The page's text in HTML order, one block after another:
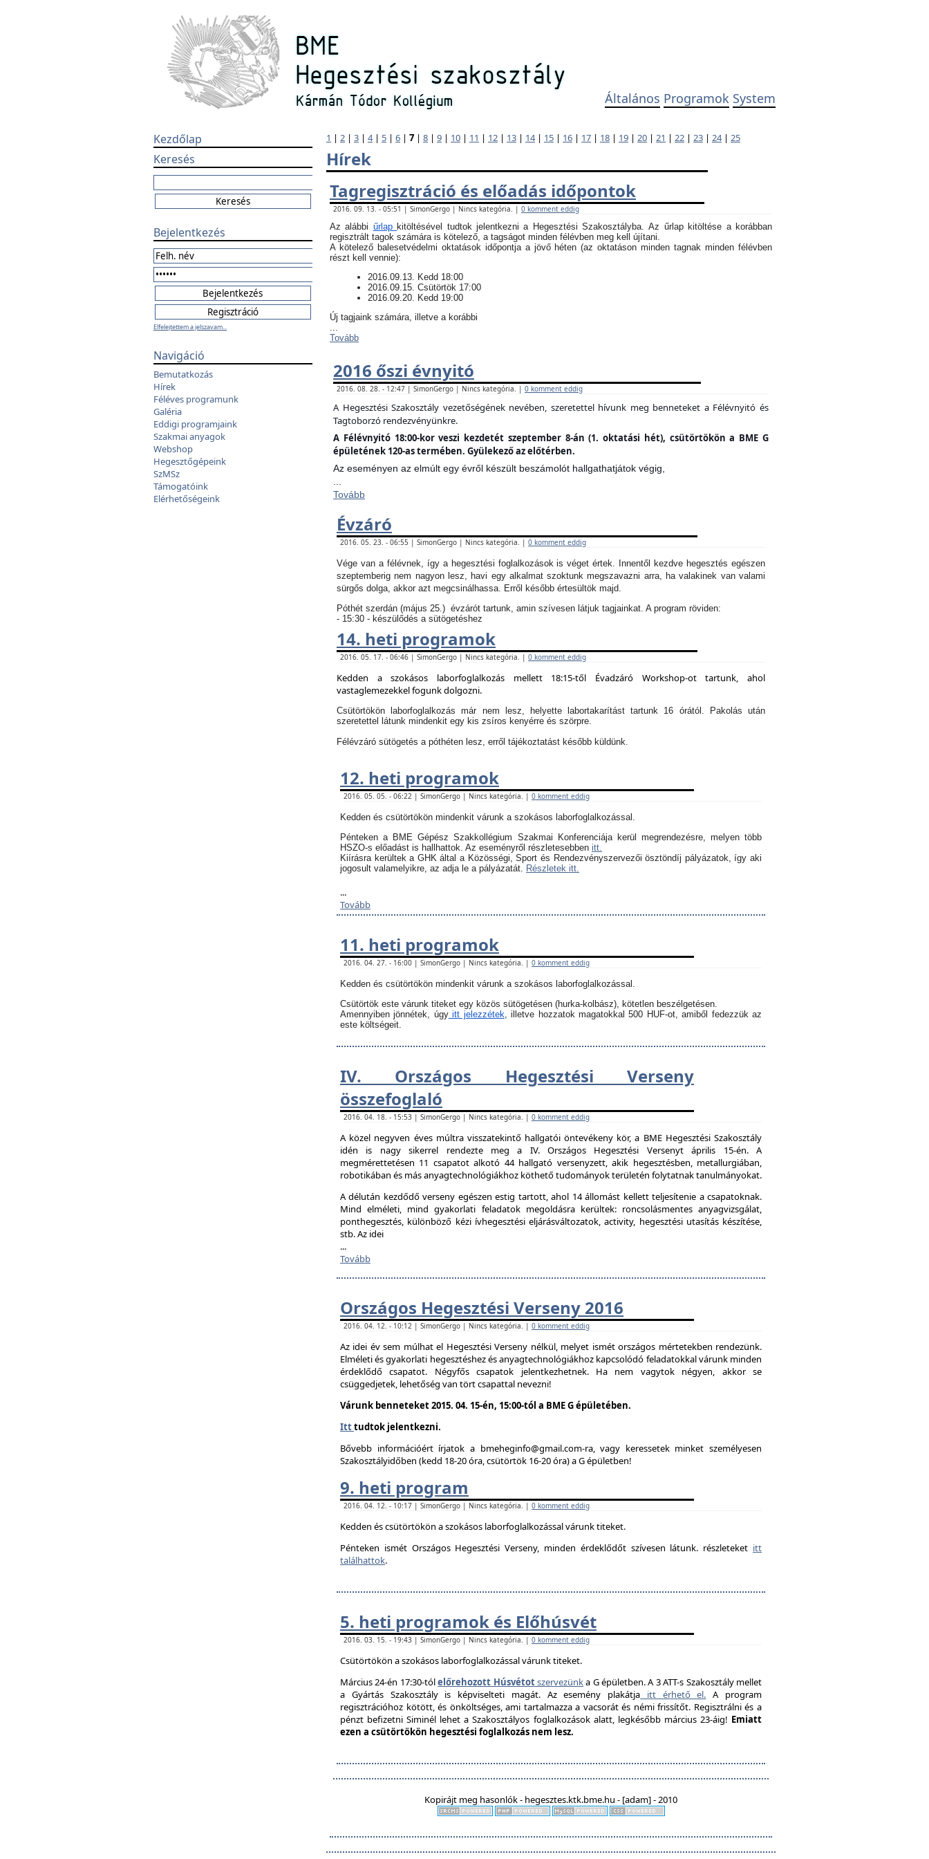
Általános Programok System
Kezdőlap
Keresés
Bejelentkezés
Elfelejtettem a jelszavam...
Navigáció
Bemutatkozás
Hírek
Féléves programunk
Galéria
Eddigi programjaink
Szakmai anyagok
Webshop
Hegesztőgépeink
SzMSz
Támogatóink
Elérhetőségeink
1 | 2 | 3 | 4| 5 | 6 | 7 | 8 | 9 | 10 | 11 | 12 | 13 | 14| 15 | 16 | 17 | 18 | 19 | 20 | 21 | 22 | 23 | 24| 25
Hírek
Tagregisztráció és előadás időpontok
2016. 09. 13. - 05:51 | SimonGergo | Nincs kategória. | 0 komment eddig
Az alábbi űrlap kitöltésével tudtok jelentkezni a Hegesztési Szakosztályba. Az űrlap kitöltése a korábban
regisztrált tagok számára is kötelező, a tagságot minden félévben meg kell újítani.
​A kötelező balesetvédelmi oktatások időpontja a jövő héten (az oktatáson minden tagnak minden félévben
részt kell vennie):
​2016.09.13. Kedd 18:00
2016.09.15. Csütörtök 17:00
2016.09.20. Kedd 19:00
Új tagjaink számára, illetve a korábbi
...
Tovább
2016 őszi évnyitó
2016. 08. 28. - 12:47 | SimonGergo | Nincs kategória. | 0 komment eddig
A Hegesztési Szakosztály vezetőségének nevében, szeretettel hívunk meg benneteket a Félévnyitó és
Tagtoborzó rendezvényünkre.
A Félévnyitó 18:00-kor veszi kezdetét szeptember 8-án (1. oktatási hét), csütörtökön a BME G
épületének 120-as termében. Gyülekező az előtérben.
Az eseményen az elmúlt egy évről készült beszámolót hallgathatjátok végig,
Tovább
Évzáró
2016. 05. 23. - 06:55 | SimonGergo | Nincs kategória. | 0 komment eddig
Vége van a félévnek, így a hegesztési foglalkozások is véget értek. Innentől kezdve hegesztés egészen
szeptemberig nem nagyon lesz, havi egy alkalmat szoktunk megszavazni arra, ha valakinek van valami
sürgős dolga, akkor azt megcsinálhassa. Erről később értesültök majd.
Póthét szerdán (május 25.) évzárót tartunk, amin szívesen látjuk tagjainkat. A program röviden:
- 15:30 - készülődés a sütögetéshez
14. heti programok
2016. 05. 17. - 06:46 | SimonGergo | Nincs kategória. | 0 komment eddig
Kedden a szokásos laborfoglalkozás mellett 18:15-től Évadzáró Workshop-ot tartunk, ahol
vastaglemezekkel fogunk dolgozni.
Csütörtökön laborfoglalkozás már nem lesz, helyette labortakarítást tartunk 16 órától. Pakolás után
szeretettel látunk mindenkit egy kis zsíros kenyérre és szörpre.
Félévzáró sütögetés a póthéten lesz, erről tájékoztatást később küldünk.
12. heti programok
2016. 05. 05. - 06:22 | SimonGergo | Nincs kategória. | 0 komment eddig
Kedden és csütörtökön mindenkit várunk a szokásos laborfoglalkozással.
Pénteken a BME Gépész Szakkollégium Szakmai Konferenciája kerül megrendezésre, melyen több
HSZO-s előadást is hallhattok. Az eseményről részletesebben itt.
Kiírásra kerültek a GHK által a Közösségi, Sport és Rendezvényszervezői ösztöndíj pályázatok, így aki
jogosult valamelyikre, az adja le a pályázatát. Részletek itt.
...
Tovább
11. heti programok
2016. 04. 27. - 16:00 | SimonGergo | Nincs kategória. | 0 komment eddig
Kedden és csütörtökön mindenkit várunk a szokásos laborfoglalkozással.
Csütörtök este várunk titeket egy közös sütögetésen (hurka-kolbász), kötetlen beszélgetésen.
Amennyiben jönnétek, úgyitt jelezzétek, illetve hozzatok magatokkal 500 HUF-ot, amiből fedezzük az
este költségeit.
IV. Országos Hegesztési Verseny
összefoglaló
2016. 04. 18. - 15:53 | SimonGergo | Nincs kategória. | 0 komment eddig
A közel negyven éves múltra visszatekintő hallgatói öntevékeny kör, a BME Hegesztési Szakosztály
idén is nagy sikerrel rendezte meg a IV. Országos Hegesztési Versenyt április 15-én. A
megmérettetésen 11 csapatot alkotó 44 hallgató versenyzett, akik hegesztésben, metallurgiában,
robotikában és más anyagtechnológiákhoz köthető tudományok területén folytatnak tanulmányokat.
A délután kezdődő verseny egészen estig tartott, ahol 14 állomást kellett teljesítenie a csapatoknak.
Mind elméleti, mind gyakorlati feladatok megoldásra kerültek: roncsolásmentes anyagvizsgálat,
ponthegesztés, különböző kézi ívhegesztési eljárásváltozatok, activity, hegesztési utasítás készítése,
stb. Az idei
...
Tovább
Országos Hegesztési Verseny 2016
2016. 04. 12. - 10:12 | SimonGergo | Nincs kategória. | 0 komment eddig
Az idei év sem múlhat el Hegesztési Verseny nélkül, melyet ismét országos mértetekben rendezünk.
Elméleti és gyakorlati hegesztéshez és anyagtechnológiákhoz kapcsolódó feladatokkal várunk minden
érdeklődő csapatot. Négyfős csapatok jelentkezhetnek. Ha nem vagytok négyen, akkor se
csüggedjetek, lehetőség van tört csapattal nevezni!
Várunk benneteket 2015. 04. 15-én, 15:00-tól a BME G épületében.
Itttudtok jelentkezni.
Bővebb információért írjatok a bmeheginfo@gmail.com-ra, vagy keressetek minket személyesen
Szakosztályidőben (kedd 18-20 óra, csütörtök 16-20 óra) a G épületben!
9. heti program
2016. 04. 12. - 10:17 | SimonGergo | Nincs kategória. | 0 komment eddig
Kedden és csütörtökön a szokásos laborfoglalkozással várunk titeket.
Pénteken ismét Országos Hegesztési Verseny, minden érdeklődőt szívesen látunk. részleteket itt
találhattok.
5. heti programok és Előhúsvét
2016. 03. 15. - 19:43 | SimonGergo | Nincs kategória. | 0 komment eddig
Csütörtökön a szokásos laborfoglalkozással várunk titeket.
Március 24-én 17:30-tólelőrehozott Húsvétotszervezünka G épületben. A 3 ATT-s Szakosztály mellet
a Gyártás Szakosztály is képviselteti magát. Az esemény plakátja itt érhető el. A program
regisztrációhoz kötött, és önköltséges, ami tartalmazza a vacsorát és némi frissítőt. Regisztrálni és a
pénzt befizetni Siminél lehet a Szakosztályos foglalkozások alatt, legkésőbb március 23-áig! Emiatt
ezen a csütörtökön hegesztési foglalkozás nem lesz.
Kopirájt meg hasonlók - hegesztes.ktk.bme.hu - [adam] - 2010